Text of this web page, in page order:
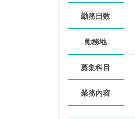
勤務日数
勤務地
募集科目
業務内容